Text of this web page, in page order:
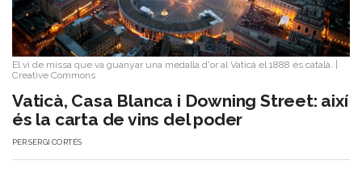
El vi de missa que va guanyar una medalla d'or al Vaticà el 1888 és català.
Creative Commons
Vaticà, Casa Blanca i Downing Street: així
és la carta de vins del poder
PERSERGI CORTÉS